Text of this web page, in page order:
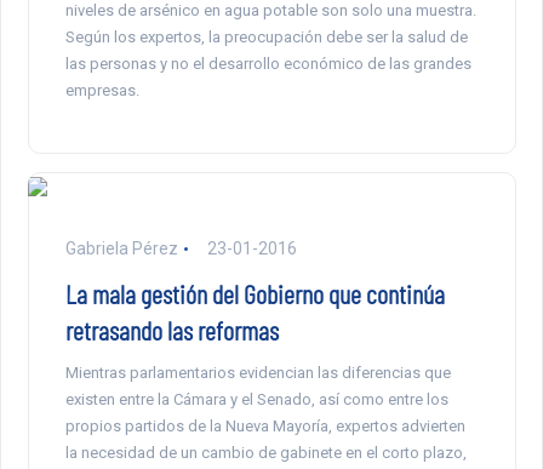
niveles de arsénico en agua potable son solo una muestra.
Según los expertos, la preocupación debe ser la salud de
las personas y no el desarrollo económico de las grandes
empresas.
Gabriela Pérez 23-01-2016
La mala gestión del Gobierno que continúa
retrasando las reformas
Mientras parlamentarios evidencian las diferencias que
existen entre la Cámara y el Senado, así como entre los
propios partidos de la Nueva Mayoría, expertos advierten
la necesidad de un cambio de gabinete en el corto plazo,